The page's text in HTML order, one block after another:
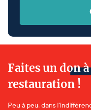
Faites un don
restauration !
Peu à peu, dans